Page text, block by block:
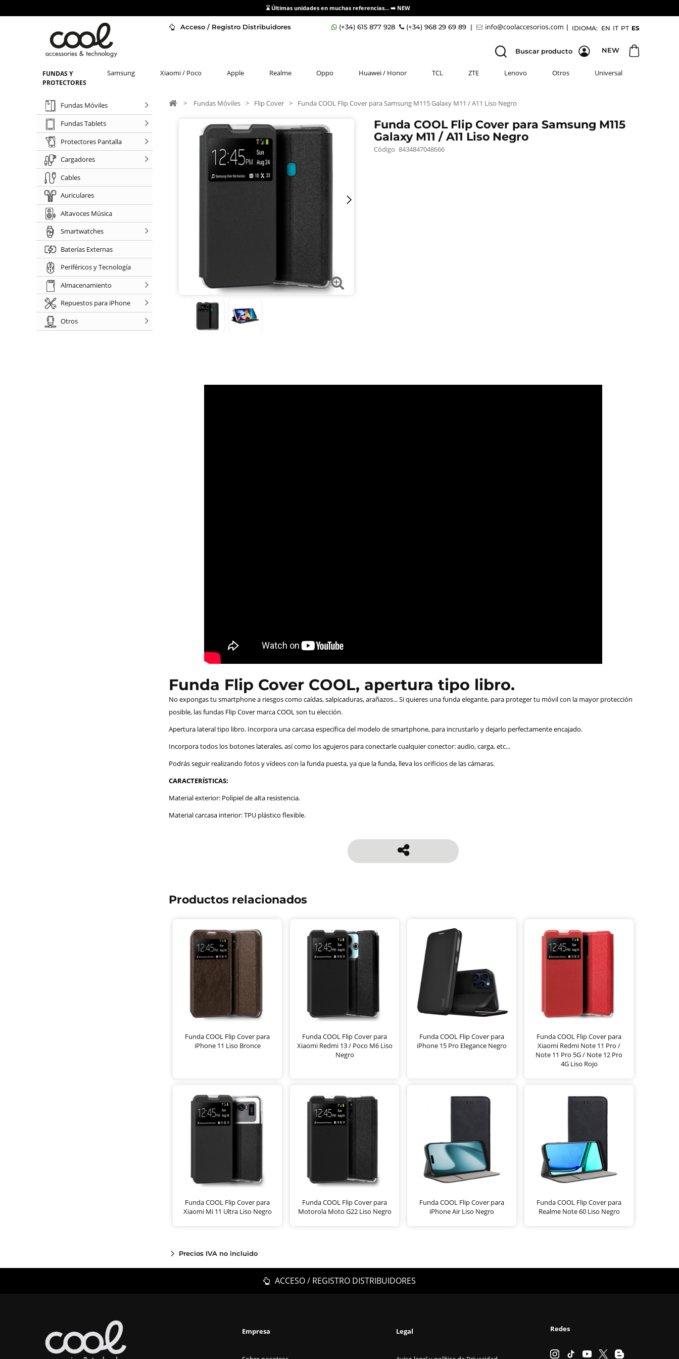
⌛ Últimas unidades en muchas referencias... ➡️ NEW
Acceso / Registro Distribuidores IDIOMA: EN IT PT ES
(+34) 615 877 928 (+34) 968 29 69 89 | |
NEW
Buscar producto
FUNDAS Y
PROTECTORES
Samsung Xiaomi / Poco Apple Realme Oppo Huawei / Honor TCL ZTE Lenovo Otros Universal
Fundas Móviles
Fundas Tablets
Protectores Pantalla
Cargadores
Cables
Auriculares
Altavoces Música
Smartwatches
Baterías Externas
Periféricos y Tecnología
Almacenamiento
Repuestos para iPhone
Otros
> Fundas Móviles > Flip Cover > Funda COOL Flip Cover para Samsung M115 Galaxy M11 / A11 Liso Negro
Funda COOL Flip Cover para Samsung M115
Galaxy M11 / A11 Liso Negro
Código 8434847048666
Funda Flip Cover COOL, apertura tipo libro.
No expongas tu smartphone a riesgos como caídas, salpicaduras, arañazos... Si quieres una funda elegante, para proteger tu móvil con la mayor protección
posible, las fundas Flip Cover marca COOL son tu elección.
Apertura lateral tipo libro. Incorpora una carcasa específica del modelo de smartphone, para incrustarlo y dejarlo perfectamente encajado.
Incorpora todos los botones laterales, así como los agujeros para conectarle cualquier conector: audio, carga, etc...
Podrás seguir realizando fotos y vídeos con la funda puesta, ya que la funda, lleva los orificios de las cámaras.
CARACTERÍSTICAS:
Material exterior: Polipiel de alta resistencia.
Material carcasa interior: TPU plástico flexible.
Productos relacionados
Funda COOL Flip Cover para
iPhone 11 Liso Bronce
Funda COOL Flip Cover para
Xiaomi Redmi 13 / Poco M6 Liso
Negro
Funda COOL Flip Cover para
iPhone 15 Pro Elegance Negro
Funda COOL Flip Cover para
Xiaomi Redmi Note 11 Pro /
Note 11 Pro 5G / Note 12 Pro
4G Liso Rojo
Funda COOL Flip Cover para
Xiaomi Mi 11 Ultra Liso Negro
Funda COOL Flip Cover para
Motorola Moto G22 Liso Negro
Funda COOL Flip Cover para
iPhone Air Liso Negro
Funda COOL Flip Cover para
Realme Note 60 Liso Negro
Precios IVA no incluido
ACCESO / REGISTRO DISTRIBUIDORES
Empresa Legal Redes